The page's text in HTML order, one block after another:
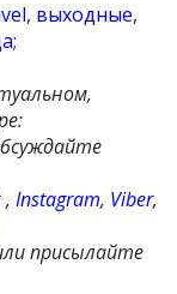
, выходные,
;
,Instagram, Viber,
присылайте